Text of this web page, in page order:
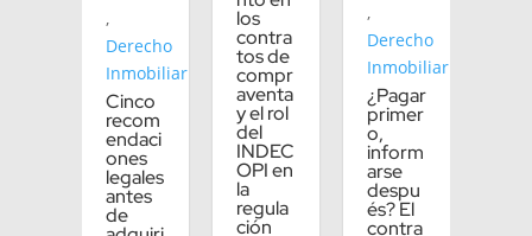
,
Derecho
Inmobiliario
Cinco
recom
endaci
ones
legales
antes
de
los
contra
tos de
compr
aventa
y el rol
del
INDEC
OPI en
la
regula
ción
,
Derecho
Inmobiliario
¿Pagar
primer
o,
inform
arse
despu
és? El
contra